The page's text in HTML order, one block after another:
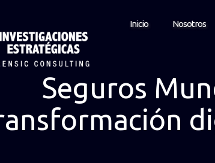
Inicio Nosotros
Seguros